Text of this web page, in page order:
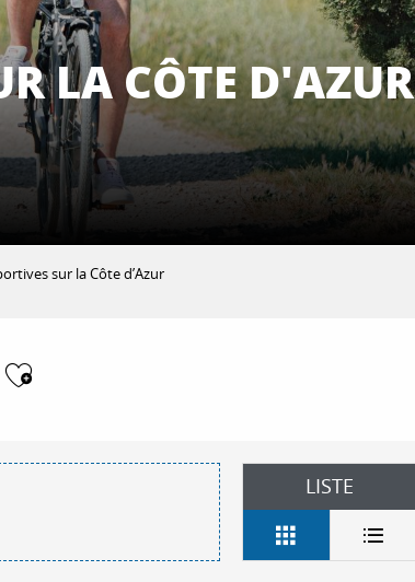
LA CÔTE D'AZUR
sur la Côte d’Azur
Ajouter aux favoris
LISTE